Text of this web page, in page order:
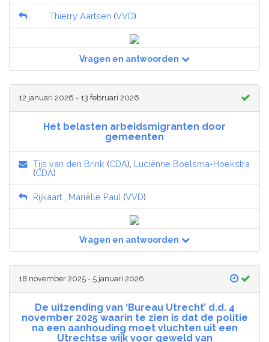
Thierry Aartsen (VVD)
Vragen en antwoorden
12 januari 2026 - 13 februari 2026
Het belasten arbeidsmigranten door
gemeenten
Tijs van den Brink (CDA), Luciënne Boelsma-Hoekstra
(CDA)
Rijkaart Mariëlle Paul (VVD)
Vragen en antwoorden
18 november 2025 - 5 januari 2026
De uitzending van ‘Bureau Utrecht’ d.d. 4
november 2025 waarin te zien is dat de politie
na een aanhouding moet vluchten uit een
Utrechtse wijk voor geweld van